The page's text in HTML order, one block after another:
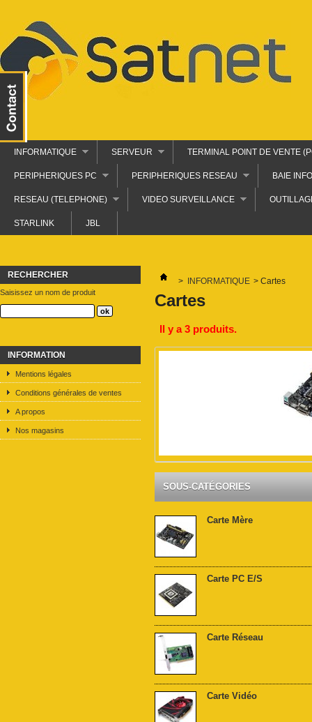
INFORMATIQUE SERVEUR TERMINAL POINT DE VENTE
PERIPHERIQUES PC PERIPHERIQUES RESEAU BAIE
RESEAU (TELEPHONE) VIDEO SURVEILLANCE
STARLINK JBL
RECHERCHER
Saisissez un nom de produit
INFORMATION
Mentions légales
Conditions générales de ventes
A propos
Nos magasins
> INFORMATIQUE > Cartes
Cartes
Il y a 3 produits.
SOUS-CATÉGORIES
Carte Mère
Carte PC E/S
Carte Réseau
Carte Vidéo